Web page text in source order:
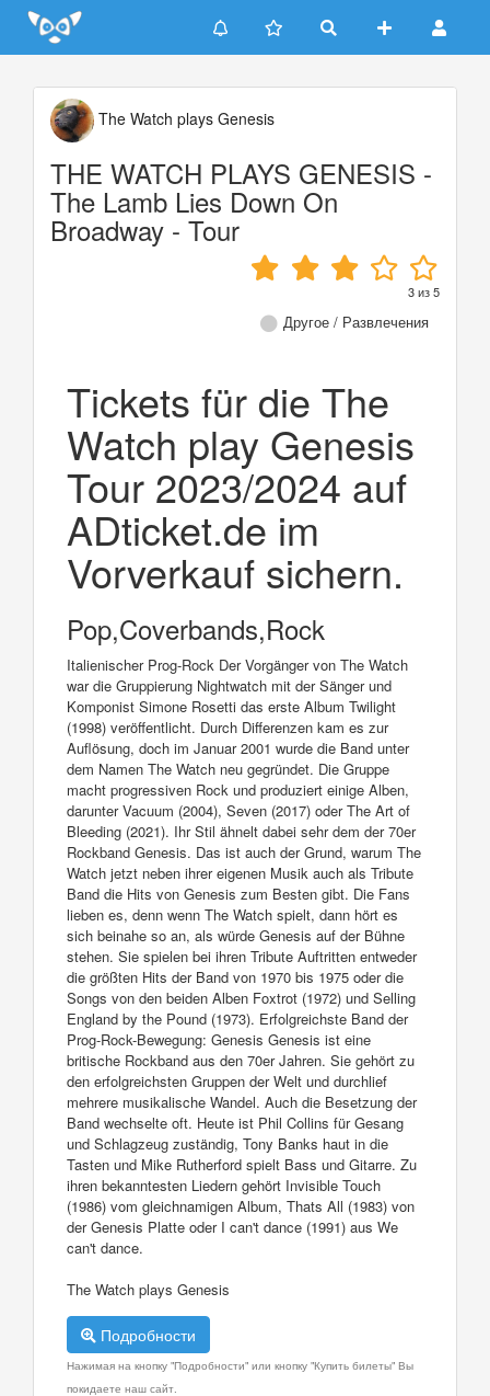
Update cookies preferences
The Watch plays Genesis
THE WATCH PLAYS GENESIS -
The Lamb Lies Down On
Broadway - Tour
3из5
Другое / Развлечения
Tickets für die The
Watch play Genesis
Tour 2023/2024 auf
ADticket.de im
Vorverkauf sichern.
Pop,Coverbands,Rock
Italienischer Prog-Rock Der Vorgänger von The Watch
war die Gruppierung Nightwatch mit der Sänger und
Komponist Simone Rosetti das erste Album Twilight
(1998) veröffentlicht. Durch Differenzen kam es zur
Auflösung, doch im Januar 2001 wurde die Band unter
dem Namen The Watch neu gegründet. Die Gruppe
macht progressiven Rock und produziert einige Alben,
darunter Vacuum (2004), Seven (2017) oder The Art of
Bleeding (2021). Ihr Stil ähnelt dabei sehr dem der 70er
Rockband Genesis. Das ist auch der Grund, warum The
Watch jetzt neben ihrer eigenen Musik auch als Tribute
Band die Hits von Genesis zum Besten gibt. Die Fans
lieben es, denn wenn The Watch spielt, dann hört es
sich beinahe so an, als würde Genesis auf der Bühne
stehen. Sie spielen bei ihren Tribute Auftritten entweder
die größten Hits der Band von 1970 bis 1975 oder die
Songs von den beiden Alben Foxtrot (1972) und Selling
England by the Pound (1973). Erfolgreichste Band der
Prog-Rock-Bewegung: Genesis Genesis ist eine
britische Rockband aus den 70er Jahren. Sie gehört zu
den erfolgreichsten Gruppen der Welt und durchlief
mehrere musikalische Wandel. Auch die Besetzung der
Band wechselte oft. Heute ist Phil Collins für Gesang
und Schlagzeug zuständig, Tony Banks haut in die
Tasten und Mike Rutherford spielt Bass und Gitarre. Zu
ihren bekanntesten Liedern gehört Invisible Touch
(1986) vom gleichnamigen Album, Thats All (1983) von
der Genesis Platte oder I can't dance (1991) aus We
can't dance.
The Watch plays Genesis
Подробности
Нажимая на кнопку "Подробности" или кнопку "Купить билеты" Вы
покидаете наш сайт.